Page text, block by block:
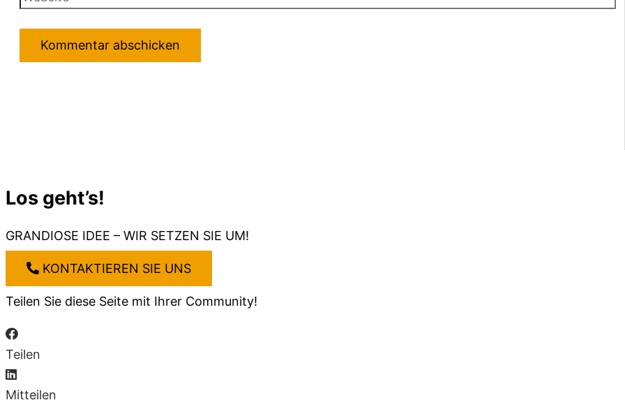
Los geht’s!
GRANDIOSE IDEE – WIR SETZEN SIE UM!
KONTAKTIEREN SIE UNS
Teilen Sie diese Seite mit Ihrer Community!
Teilen
Mitteilen